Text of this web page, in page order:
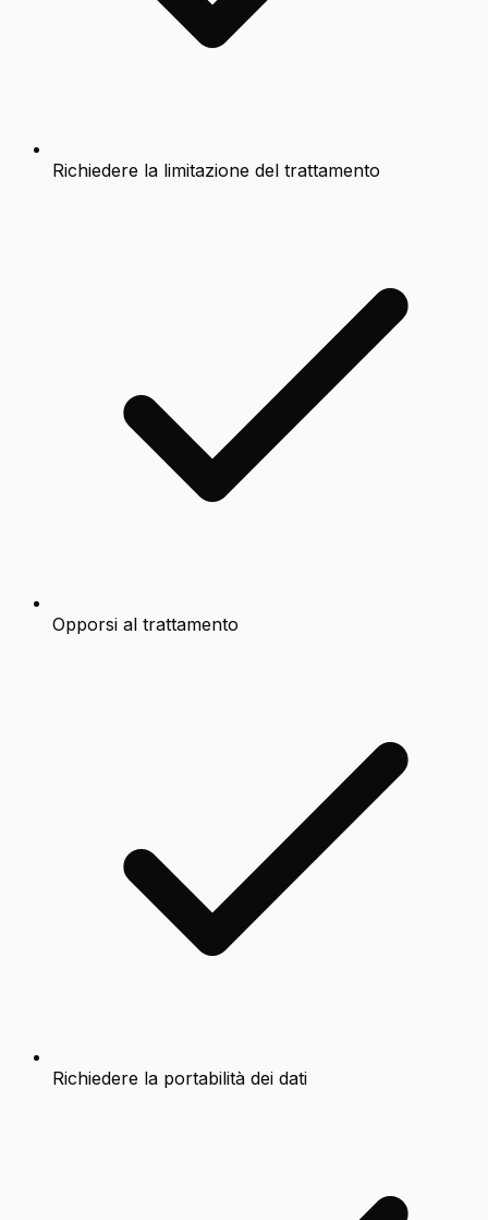
Richiedere la limitazione del trattamento
Opporsi al trattamento
Richiedere la portabilità dei dati